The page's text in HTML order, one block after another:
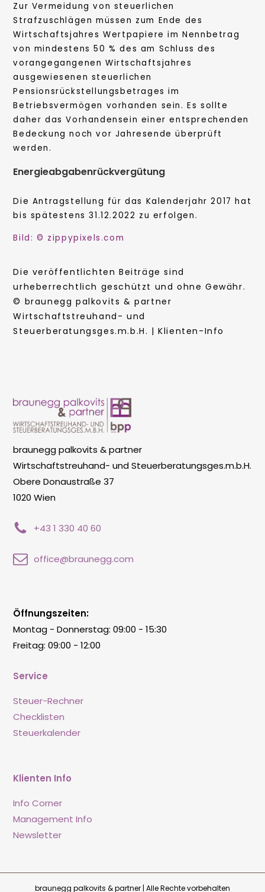
Zur Vermeidung von steuerlichen
Strafzuschlägen müssen zum Ende des
Wirtschaftsjahres Wertpapiere im Nennbetrag
von mindestens 50 % des am Schluss des
vorangegangenen Wirtschaftsjahres
ausgewiesenen steuerlichen
Pensionsrückstellungsbetrages im
Betriebsvermögen vorhanden sein. Es sollte
daher das Vorhandensein einer entsprechenden
Bedeckung noch vor Jahresende überprüft
werden.
Energieabgabenrückvergütung
Die Antragstellung für das Kalenderjahr 2017 hat
bis spätestens 31.12.2022 zu erfolgen.
Bild: © zippypixels.com
Die veröffentlichten Beiträge sind
urheberrechtlich geschützt und ohne Gewähr.
© braunegg palkovits & partner
Wirtschaftstreuhand- und
Steuerberatungsges.m.b.H. | Klienten-Info
braunegg palkovits & partner
Wirtschaftstreuhand- und Steuerberatungsges.m.b.H.
Obere Donaustraße 37
1020 Wien
+43 1 330 40 60
office@braunegg.com
Service
Steuer-Rechner
Checklisten
Steuerkalender
Klienten Info
Info Corner
Management Info
Newsletter
Öffnungszeiten:
Montag - Donnerstag: 09:00 - 15:30
Freitag: 09:00 - 12:00
braunegg palkovits & partner | Alle Rechte vorbehalten